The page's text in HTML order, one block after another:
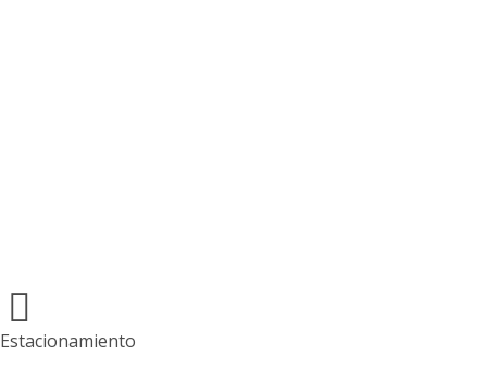
Estacionamiento